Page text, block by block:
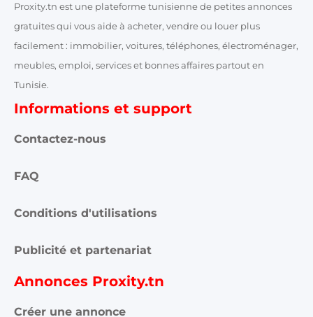
Proxity.tn est une plateforme tunisienne de petites annonces
gratuites qui vous aide à acheter, vendre ou louer plus
facilement : immobilier, voitures, téléphones, électroménager,
meubles, emploi, services et bonnes affaires partout en
Tunisie.
Informations et support
Contactez-nous
FAQ
Conditions d'utilisations
Publicité et partenariat
Annonces Proxity.tn
Créer une annonce